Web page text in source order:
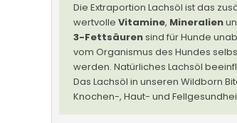
Die Extraportion Lachsöl ist das
wertvolle Vitamine, Mineralien
3-Fettsäurensind für Hunde
vom Organismus des Hundes
werden. Natürliches Lachsöl
Das Lachsöl in unseren Wildborn
Knochen-, Haut- und